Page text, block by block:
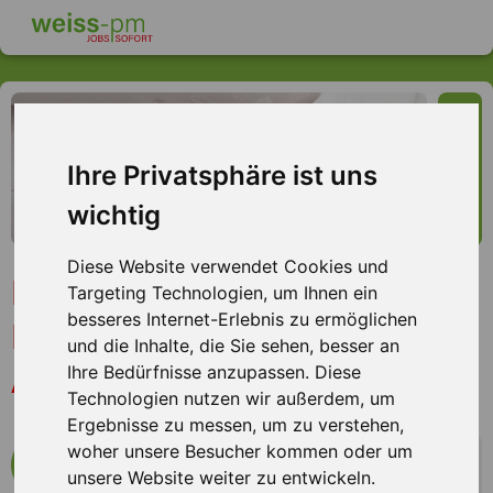
Ihre Privatsphäre ist uns
wichtig
Diese Website verwendet Cookies und
Targeting Technologien, um Ihnen ein
besseres Internet-Erlebnis zu ermöglichen
und die Inhalte, die Sie sehen, besser an
Ihre Bedürfnisse anzupassen. Diese
Technologien nutzen wir außerdem, um
Ergebnisse zu messen, um zu verstehen,
woher unsere Besucher kommen oder um
unsere Website weiter zu entwickeln.
Montagehelfer (m/w/d) GWI
Installation, Raum
Aschaffenburg
mehr Infos zum Arbeitsplatz